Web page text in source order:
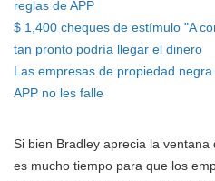
reglas de APP
$ 1,400 cheques de estímulo "A
tan pronto podría llegar el dinero
Las empresas de propiedad
APP no les falle
Si bien Bradley aprecia la
es mucho tiempo para que los